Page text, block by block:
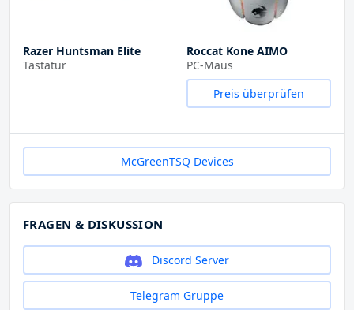
Razer Huntsman Elite
Tastatur
Roccat Kone AIMO
PC-Maus
Preis überprüfen
McGreenTSQ Devices
FRAGEN & DISKUSSION
Discord Server
Telegram Gruppe